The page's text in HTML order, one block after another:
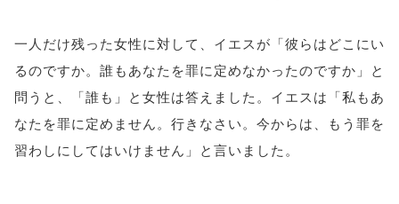
一人だけ残った女性に対して、イエスが「彼らはどこにい
るのですか。誰もあなたを罪に定めなかったのですか」と
問うと、「誰も」と女性は答えました。イエスは「私もあ
なたを罪に定めません。行きなさい。今からは、もう罪を
習わしにしてはいけません」と言いました。